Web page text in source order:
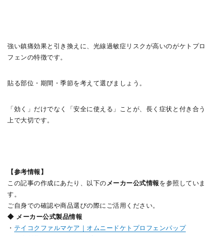
強い鎮痛効果と引き換えに、光線過敏症リスクが高いのがケトプロ
フェンの特徴です。
貼る部位・期間・季節を考えて選びましょう。
「効く」だけでなく「安全に使える」ことが、長く症状と付き合う
上で大切です。
【参考情報】
この記事の作成にあたり、以下の メーカー公式情報 を参照していま
す。
ご自身での確認や商品選びの際にご活用ください。
◆ メーカー公式製品情報
・ テイコクファルマケア｜オムニードケトプロフェンパップ